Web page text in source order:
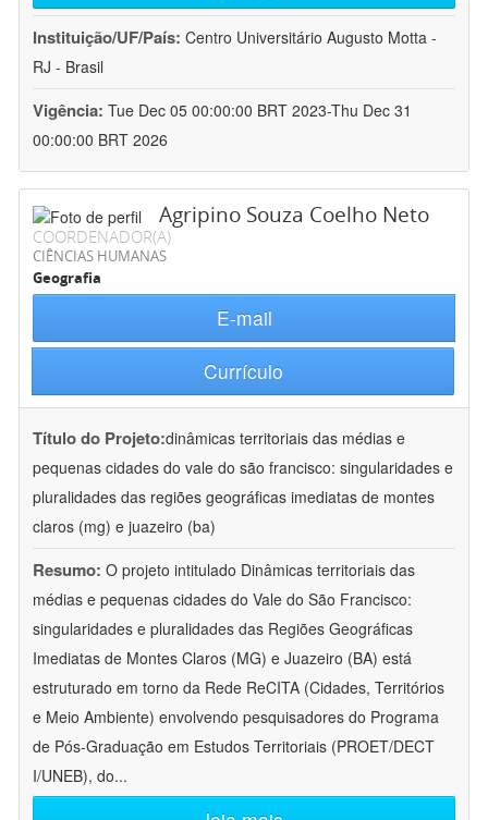
Instituição/UF/País: Centro Universitário Augusto Motta -
RJ - Brasil
Vigência: Tue Dec 05 00:00:00 BRT 2023-Thu Dec 31
00:00:00 BRT 2026
Agripino Souza Coelho Neto
COORDENADOR(A)
CIÊNCIAS HUMANAS
Geografia
E-mail
Currículo
Título do Projeto:dinâmicas territoriais das médias e
pequenas cidades do vale do são francisco: singularidades e
pluralidades das regiões geográficas imediatas de montes
claros (mg) e juazeiro (ba)
Resumo: O projeto intitulado Dinâmicas territoriais das
médias e pequenas cidades do Vale do São Francisco:
singularidades e pluralidades das Regiões Geográficas
Imediatas de Montes Claros (MG) e Juazeiro (BA) está
estruturado em torno da Rede ReCITA (Cidades, Territórios
e Meio Ambiente) envolvendo pesquisadores do Programa
de Pós-Graduação em Estudos Territoriais (PROET/DECT
I/UNEB), do...